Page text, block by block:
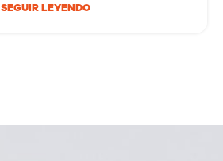
SEGUIR LEYENDO